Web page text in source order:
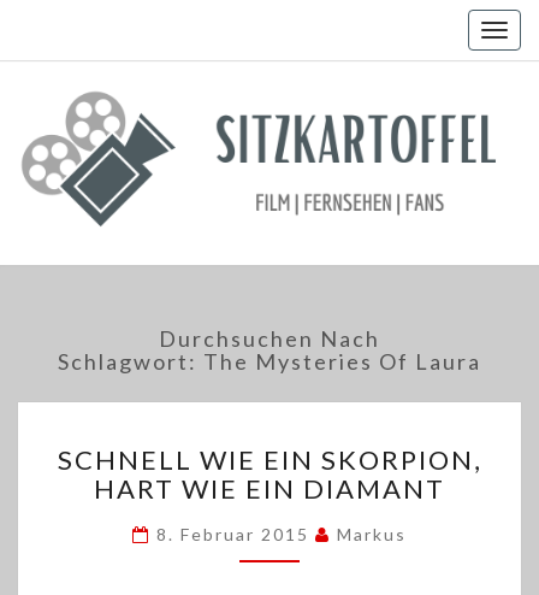
Durchsuchen Nach
Schlagwort: The Mysteries Of Laura
WIE
EIN
HART
WIE
SCHNELL WIE EIN SKORPION,
HART WIE EIN DIAMANT
8. Februar 2015 Markus